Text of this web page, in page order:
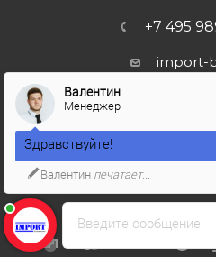
+7 495
import-
г. Москва, ул.
Введите сообщение
Валентин
Менеджер
Здравствуйте!
Валентин печатает...